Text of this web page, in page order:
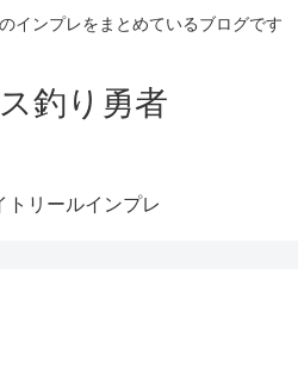
インプレをまとめているブログです
釣り勇者
トリールインプレ